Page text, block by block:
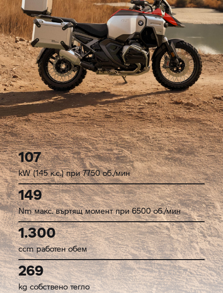
107
kW (145 к.с.) при 7750 об./мин
149
Nm макс. въртящ момент при 6500 об./мин
1.300
ccm работен обем
269
kg собствено тегло